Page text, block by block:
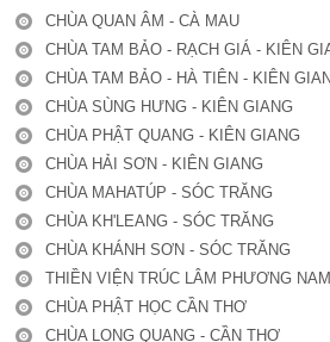
CHÙA QUAN ÂM - CÀ MAU
CHÙA TAM BẢO - RẠCH GIÁ - KIÊN
CHÙA TAM BẢO - HÀ TIÊN - KIÊN
CHÙA SÙNG HƯNG - KIÊN GIANG
CHÙA PHẬT QUANG - KIÊN GIANG
CHÙA HẢI SƠN - KIÊN GIANG
CHÙA MAHATÚP - SÓC TRĂNG
CHÙA KH'LEANG - SÓC TRĂNG
CHÙA KHÁNH SƠN - SÓC TRĂNG
THIỀN VIỆN TRÚC LÂM PHƯƠNG
CHÙA PHẬT HỌC CẦN THƠ
CHÙA LONG QUANG - CẦN THƠ